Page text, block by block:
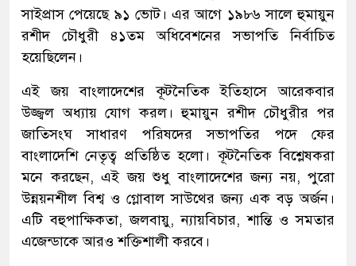
সাইপ্রাস পেয়েছে ৯১ ভোট। এর আগে ১৯৮৬ সালে হুমায়ুন
রশীদ চৌধুরী ৪১তম অধিবেশনের সভাপতি নির্বাচিত
হয়েছিলেন।
এই জয় বাংলাদেশের কূটনৈতিক ইতিহাসে আরেকবার
উজ্জ্বল অধ্যায় যোগ করল। হুমায়ুন রশীদ চৌধুরীর পর
জাতিসংঘ সাধারণ পরিষদের সভাপতির পদে ফের
বাংলাদেশি নেতৃত্ব প্রতিষ্ঠিত হলো। কূটনৈতিক বিশ্লেষকরা
মনে করছেন, এই জয় শুধু বাংলাদেশের জন্য নয়, পুরো
উন্নয়নশীল বিশ্ব ও গ্লোবাল সাউথের জন্য এক বড় অর্জন।
এটি বহুপাক্ষিকতা, জলবায়ু, ন্যায়বিচার, শান্তি ও সমতার
এজেন্ডাকে আরও শক্তিশালী করবে।